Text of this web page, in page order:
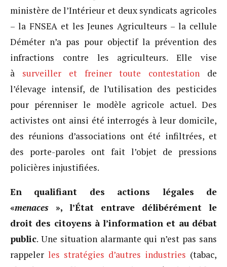
ministère de l’Intérieur et deux syndicats agricoles
– la FNSEA et les Jeunes Agriculteurs – la cellule
Déméter n’a pas pour objectif la prévention des
infractions contre les agriculteurs. Elle vise
à surveiller et freiner toute contestation de
l’élevage intensif, de l’utilisation des pesticides
pour pérenniser le modèle agricole actuel. Des
activistes ont ainsi été interrogés à leur domicile,
des réunions d’associations ont été infiltrées, et
des porte-paroles ont fait l’objet de pressions
policières injustifiées.
En qualifiant des actions légales de
«menaces », l’État entrave délibérément le
droit des citoyens à l’information et au débat
public. Une situation alarmante qui n’est pas sans
rappeler les stratégies d’autres industries (tabac,